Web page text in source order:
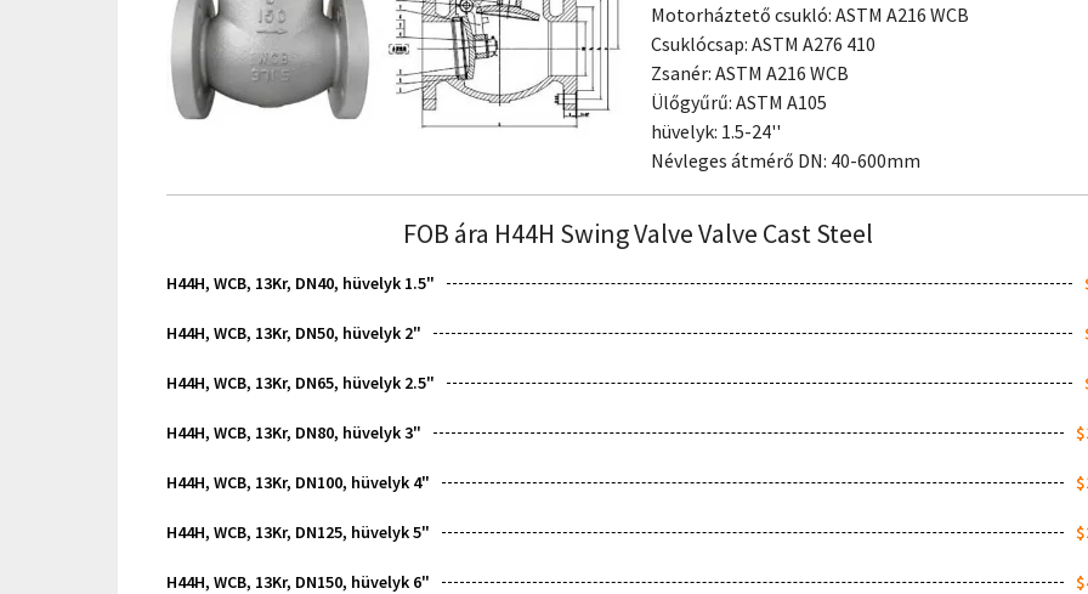
Motorháztető csukló: ASTM A216 WCB
Csuklócsap: ASTM A276 410
Zsanér: ASTM A216 WCB
Ülőgyűrű: ASTM A105
hüvelyk: 1.5-24''
Névleges átmérő DN: 40-600mm
FOB ára H44H Swing Valve Valve Cast Steel
H44H, WCB, 13Kr, DN40, hüvelyk 1.5"
H44H, WCB, 13Kr, DN50, hüvelyk 2"
H44H, WCB, 13Kr, DN65, hüvelyk 2.5"
H44H, WCB, 13Kr, DN80, hüvelyk 3"
H44H, WCB, 13Kr, DN100, hüvelyk 4"
H44H, WCB, 13Kr, DN125, hüvelyk 5"
H44H, WCB, 13Kr, DN150, hüvelyk 6"